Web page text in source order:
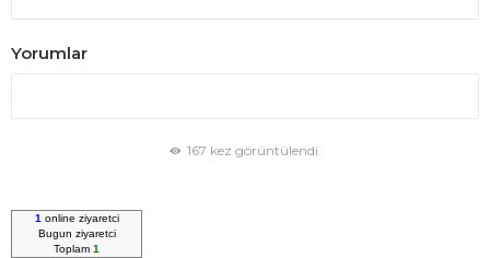
Yorumlar
167 kez görüntülendi.
1online ziyaretci
Bugun ziyaretci
Toplam 1